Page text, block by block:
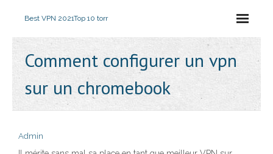
Best VPN 2021Top 10 torr
Comment configurer un vpn
sur un chromebook
Admin